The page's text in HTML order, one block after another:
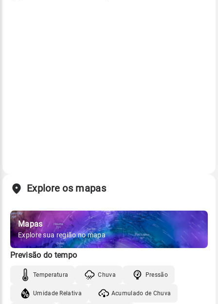
Explore os mapas
Mapas
Explore sua região no mapa
Previsão do tempo
Temperatura Chuva Pressão
Umidade Relativa Acumulado de Chuva